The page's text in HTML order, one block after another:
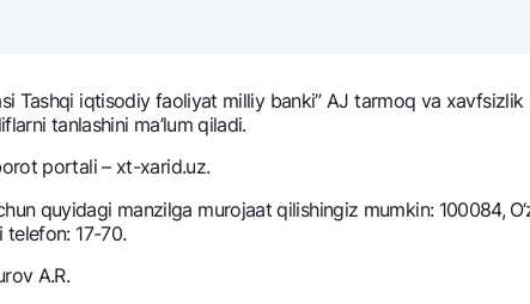
Valyutalar kursi
Aksiyalar
Tashqi iqtisodiy faoliyat milliy banki” AJ tarmoq va
tanlashini ma’lum qiladi.
portali – xt-xarid.uz.
quyidagi manzilga murojaat qilishingiz mumkin: 100084,
telefon: 17-70.
A.R.